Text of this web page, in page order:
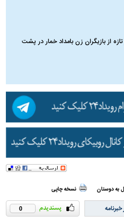
از بازیگران زن بامداد خمار در پشت
به دوستان نسخه چاپی
0